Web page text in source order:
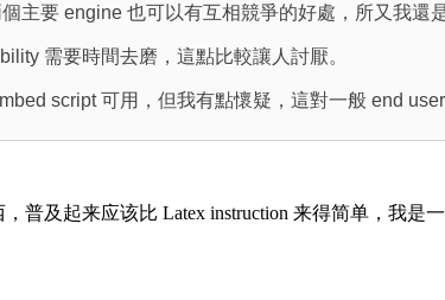
主要 engine 也可以有互相競爭的好處，所又我還
需要時間去磨，這點比較讓人討厭。
script 可用，但我有點懷疑，這對一般 end
普及起来应该比 Latex instruction 来得简单，我